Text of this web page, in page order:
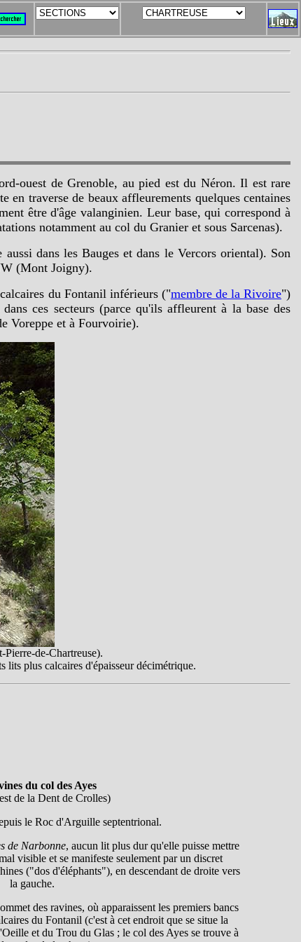
ouest de Grenoble, au pied est du Néron. Il est rare
traverse de beaux affleurements quelques centaines
être d'âge valanginien. Leur base, qui correspond à
notamment au col du Granier et sous Sarcenas).
dans les Bauges et dans le Vercors oriental). Son
(Mont Joigny).
du Fontanil inférieurs ("membre de la Rivoire")
ces secteurs (parce qu'ils affleurent à la base des
Voreppe et à Fourvoirie).
de-Chartreuse).
lits plus calcaires d'épaisseur décimétrique.
du col des Ayes
de la Dent de Crolles)
le Roc d'Arguille septentrional.
de Narbonne, aucun lit plus dur qu'elle puisse mettre
visible et se manifeste seulement par un discret
("dos d'éléphants"), en descendant de droite vers
la gauche.
des ravines, où apparaissent les premiers bancs
du Fontanil (c'est à cet endroit que se situe la
et du Trou du Glas ; le col des Ayes se trouve à